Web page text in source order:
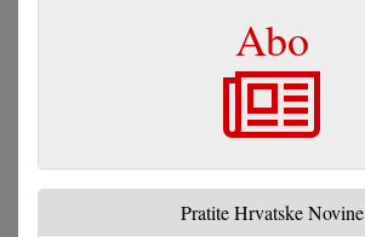
Abo
Pratite Hrvatske Novine